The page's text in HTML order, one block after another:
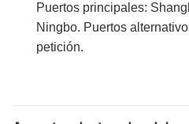
Puertos principales:
Ningbo. Puertos
petición.